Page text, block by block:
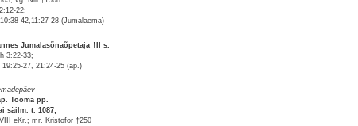
22;
42,11:27-28 (Jumalaema)
Jumalasõnaõpetaja †II s.
3:22-33;
19:25-27, 21:24-25 (ap.)
Tooma pp.
säilm. t. 1087;
eKr.; mr. Kristofor †250